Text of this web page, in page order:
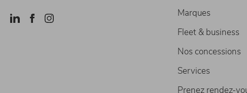
Marques
Fleet & business
Nos concessions
Services
Prenez rendez-